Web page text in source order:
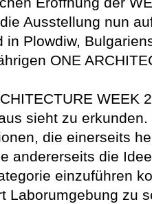
Ausstellung nun
in Plowdiw,
ONE
WEEK
sieht zu
die einerseits
andererseits die
einzuführen
Laborumgebung zu